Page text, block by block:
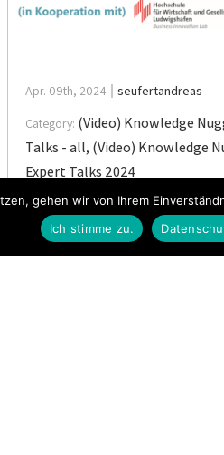
Apr. 09th, 2024
seufertandreas
Category: (Video) Knowledge
Talks - all, (Video) Knowledge
Expert Talks 2024
Expert Talk | KI für
(Customer Satisfaction)
Dieser Inhalt ist nur für Mitglieder
gehen wir von Ihrem
Ich stimme zu.